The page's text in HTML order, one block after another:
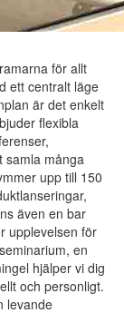
för allt
ett centralt läge
är det enkelt
flexibla
samla många
upp till 150
även en bar
upplevelsen för
en
hjälper vi dig
och personligt.
levande